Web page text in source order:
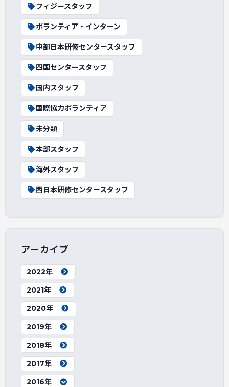
フィジースタッフ
ボランティア・インターン
中部日本研修センタースタッフ
四国センタースタッフ
国内スタッフ
国際協力ボランティア
未分類
本部スタッフ
海外スタッフ
西日本研修センタースタッフ
アーカイブ
2022年
2021年
2020年
2019年
2018年
2017年
2016年